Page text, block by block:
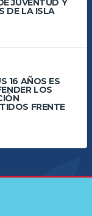
JUVENTUD Y
DE LA ISLA
16 AÑOS ES
LOS
FRENTE